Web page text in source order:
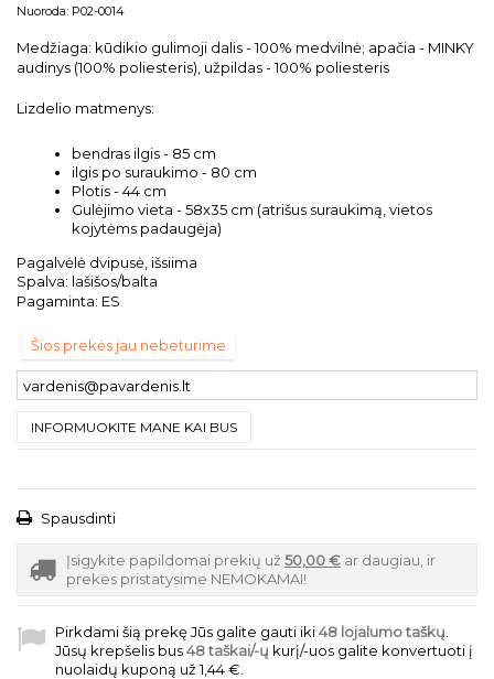
Nuoroda: P02-0014
Medžiaga: kūdikio gulimoji dalis - 100% medvilnė; apačia - MINKY
audinys (100% poliesteris), užpildas - 100% poliesteris
Lizdelio matmenys:
bendras ilgis - 85 cm
ilgis po suraukimo - 80 cm
Plotis - 44 cm
Gulėjimo vieta - 58x35 cm (atrišus suraukimą, vietos
kojytėms padaugėja)
Pagalvėlė dvipusė, išsiima
Spalva: lašišos/balta
Pagaminta: ES
Šios prekės jau nebeturime
INFORMUOKITE MANE KAI BUS
Spausdinti
Įsigykite papildomai prekių už 50,00 € ar daugiau, ir
prekes pristatysime NEMOKAMAI!
Pirkdami šią prekę Jūs galite gauti iki48 lojalumo taškų
Jūsų krepšelis bus48taškai/-ų kurį/-uos galite konvertuoti į
nuolaidų kuponą už1,44 €